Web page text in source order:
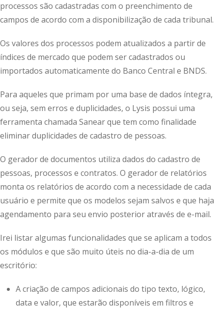
processos são cadastradas com o preenchimento de
campos de acordo com a disponibilização de cada tribunal.
Os valores dos processos podem atualizados a partir de
índices de mercado que podem ser cadastrados ou
importados automaticamente do Banco Central e BNDS.
Para aqueles que primam por uma base de dados íntegra,
ou seja, sem erros e duplicidades, o Lysis possui uma
ferramenta chamada Sanear que tem como finalidade
eliminar duplicidades de cadastro de pessoas.
O gerador de documentos utiliza dados do cadastro de
pessoas, processos e contratos. O gerador de relatórios
monta os relatórios de acordo com a necessidade de cada
usuário e permite que os modelos sejam salvos e que haja
agendamento para seu envio posterior através de e-mail.
Irei listar algumas funcionalidades que se aplicam a todos
os módulos e que são muito úteis no dia-a-dia de um
escritório:
A criação de campos adicionais do tipo texto, lógico,
data e valor, que estarão disponíveis em filtros e